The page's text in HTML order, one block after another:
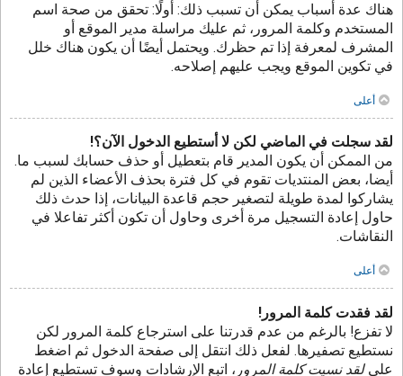
هناك عدة أسباب يمكن أن تسبب ذلك: أولًا: تحقق من صحة اسم
المستخدم وكلمة المرور، ثم عليك مراسلة مدير الموقع أو
المشرف لمعرفة إذا تم حظرك. ويحتمل أيضًا أن يكون هناك خلل
في تكوين الموقع ويجب عليهم إصلاحه.
أعلى
لقد سجلت في الماضي لكن لا أستطيع الدخول الآن؟!
من الممكن أن يكون المدير قام بتعطيل أو حذف حسابك لسبب ما.
أيضا، بعض المنتديات تقوم في كل فترة بحذف الأعضاء الذين لم
يشاركوا لمدة طويلة لتصغير حجم قاعدة البيانات، إذا حدث ذلك
حاول إعادة التسجيل مرة أخرى وحاول أن تكون أكثر تفاعلا في
النقاشات.
أعلى
لقد فقدت كلمة المرور!
لا تفزع! بالرغم من عدم قدرتنا على استرجاع كلمة المرور لكن
نستطيع تصفيرها. لفعل ذلك انتقل إلى صفحة الدخول ثم اضغط
علىلقد نسيت كلمة المرور ، اتبع الإرشادات وسوف تستطيع إعادة